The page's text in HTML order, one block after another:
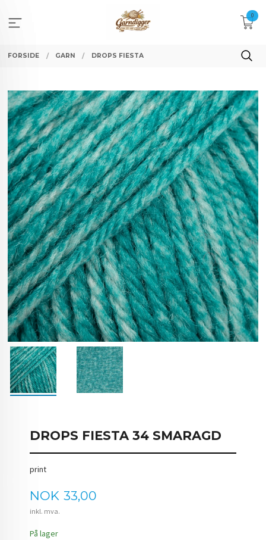
innholdet
0
FORSIDE GARN DROPS FIESTA
DROPS FIESTA 34 SMARAGD
print
Pris
NOK 33,00
inkl. mva.
På lager